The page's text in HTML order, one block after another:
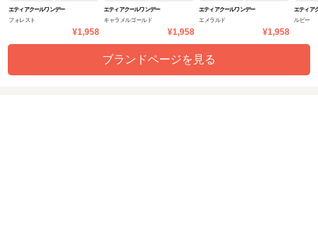
エティアクールワンデー
フォレスト
¥1,958
エティアクールワンデー
キャラメルゴールド
¥1,958
エティアクールワンデー
エメラルド
¥1,958
エティア
ルビー
ブランドページを見る